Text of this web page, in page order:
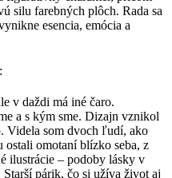
silu farebných plôch. Rada sa
esencia, emócia a
v daždi má iné čaro.
a s kým sme. Dizajn vznikol
Videla som dvoch ľudí, ako
omotaní blízko seba, z
ilustrácie – podoby lásky v
párik, čo si užíva život aj